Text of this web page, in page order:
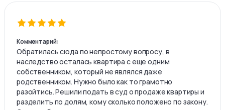
Комментарий:
Обратилась сюда по непростому вопросу, в
наследство осталась квартира с еще одним
собственником, который не являлся даже
родственником. Нужно было как то грамотно
разойтись. Решили подать в суд о продаже квартиры и
разделить по долям, кому сколько положено по закону.